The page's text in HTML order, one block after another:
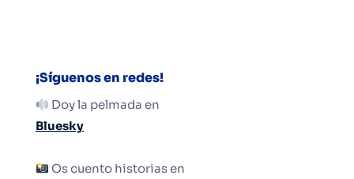
¡Síguenos en redes!
Doy la pelmada en
Bluesky
Os cuento historias en